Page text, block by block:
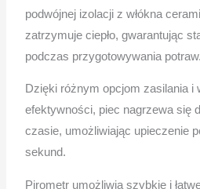
podwójnej izolacji z włókna
zatrzymuje ciepło, gwarantując
podczas przygotowywania potraw.
Dzięki różnym opcjom zasilania i
efektywności, piec nagrzewa się
czasie, umożliwiając upieczenie
sekund.
Pirometr umożliwia szybkie i